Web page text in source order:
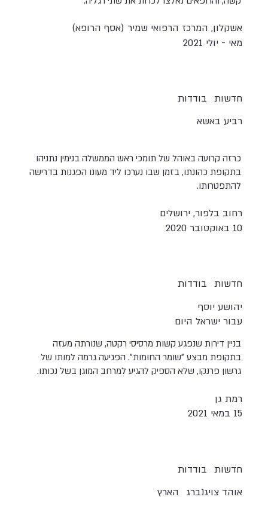
אשקלון, המרכז הרפואי שמיר (אסף הרופא)
מאי - יולי 2021
בודדות חדשות
רביע באשא
כרזה קרועה באוהל של תומכי ראש הממשלה בנימין נתניהו
בתקופת כהונתו, בזמן שבו נערכו ליד מעונו הפגנות בדרישה
להתפטרותו.
רחוב בלפור, ירושלים
10 באוקטובר 2020
בודדות חדשות
יהושע יוסף
עבור ישראל היום
בניין דירות שנפגע קשות מרסיסי רקטה, שנורתה מעזה
בתקופת מבצע ״שומר החומות״. הפגיעה גרמה למותו של
גרשון פרנקו, שלא הספיק להגיע למרחב המוגן בשל נכותו.
רמת גן
15 במאי 2021
בודדות חדשות
הארץ
אוהד צויגנברג